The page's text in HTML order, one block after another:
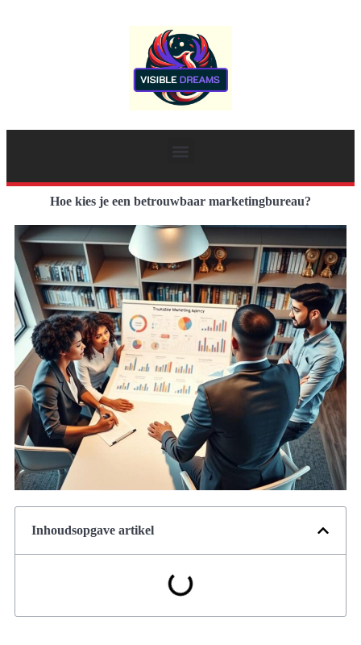
Hoe kies je een betrouwbaar marketingbureau?
Inhoudsopgave artikel